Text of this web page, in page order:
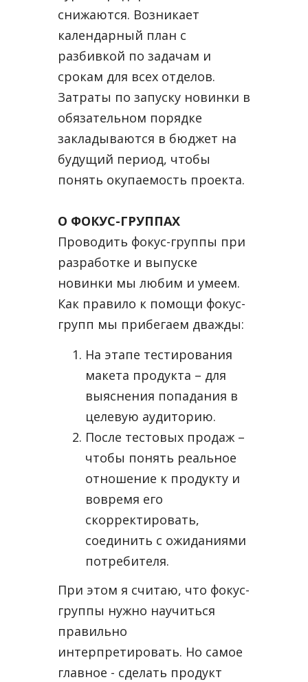
снижаются. Возникает
календарный план с
разбивкой по задачам и
срокам для всех отделов.
Затраты по запуску новинки в
обязательном порядке
закладываются в бюджет на
будущий период, чтобы
понять окупаемость проекта.
О ФОКУС-ГРУППАХ
Проводить фокус-группы при
разработке и выпуске
новинки мы любим и умеем.
Как правило к помощи фокус-
групп мы прибегаем дважды:
На этапе тестирования
макета продукта – для
выяснения попадания в
целевую аудиторию.
После тестовых продаж –
чтобы понять реальное
отношение к продукту и
вовремя его
скорректировать,
соединить с ожиданиями
потребителя.
При этом я считаю, что фокус-
группы нужно научиться
правильно
интерпретировать. Но самое
главное - cделать продукт